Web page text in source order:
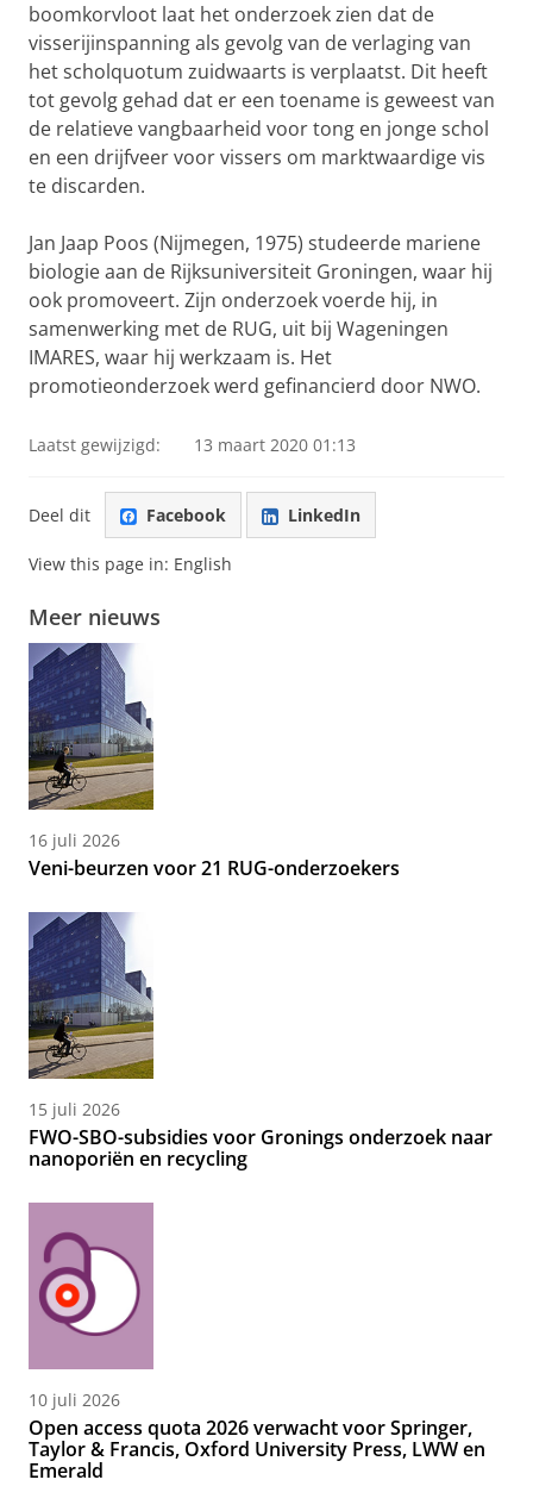
boomkorvloot laat het onderzoek zien dat de
visserijinspanning als gevolg van de verlaging van
het scholquotum zuidwaarts is verplaatst. Dit heeft
tot gevolg gehad dat er een toename is geweest van
de relatieve vangbaarheid voor tong en jonge schol
en een drijfveer voor vissers om marktwaardige vis
te discarden.
Jan Jaap Poos (Nijmegen, 1975) studeerde mariene
biologie aan de Rijksuniversiteit Groningen, waar hij
ook promoveert. Zijn onderzoek voerde hij, in
samenwerking met de RUG, uit bij Wageningen
IMARES, waar hij werkzaam is. Het
promotieonderzoek werd gefinancierd door NWO.
Laatst gewijzigd: 13 maart 2020 01:13
Deel dit Facebook LinkedIn
View this page in: English
Meer nieuws
16 juli 2026
Veni-beurzen voor 21 RUG-onderzoekers
15 juli 2026
FWO-SBO-subsidies voor Gronings onderzoek naar
nanoporiën en recycling
10 juli 2026
Open access quota 2026 verwacht voor Springer,
Taylor & Francis, Oxford University Press, LWW en
Emerald